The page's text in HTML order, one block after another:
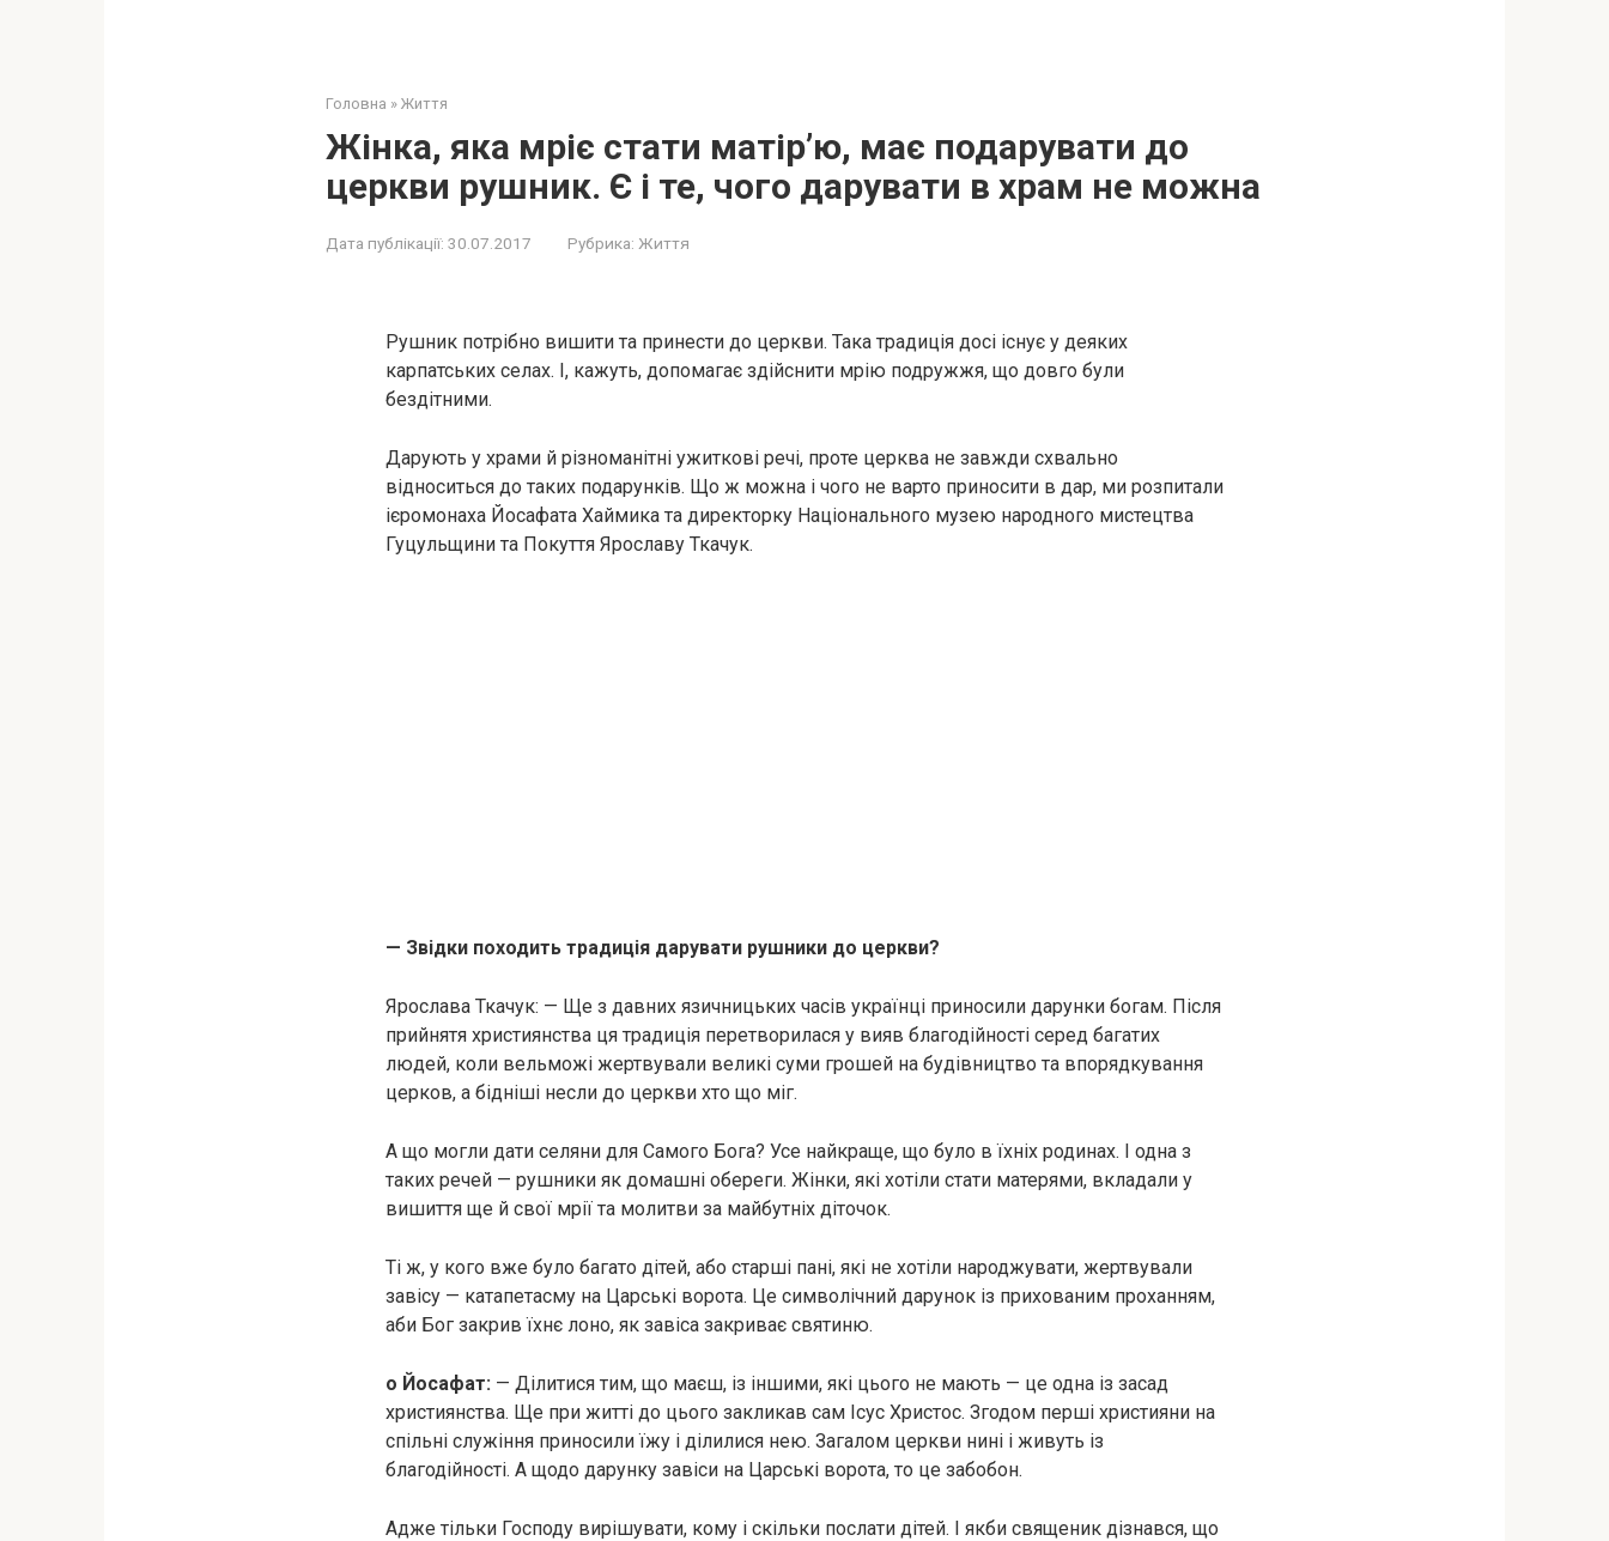
Головна » Життя
Жінка, яка мріє стати матір’ю, має подарувати до
церкви рушник. Є і те, чого дарувати в храм не можна
Дата публікації: 30.07.2017 Рубрика: Життя
Рушник потрібно вишити та принести до церкви. Така традиція досі існує у деяких
карпатських селах. І, кажуть, допомагає здійснити мрію подружжя, що довго були
бездітними.
Дарують у храми й різноманітні ужиткові речі, проте церква не завжди схвально
відноситься до таких подарунків. Що ж можна і чого не варто приносити в дар, ми розпитали
ієромонаха Йосафата Хаймика та директорку Національного музею народного мистецтва
Гуцульщини та Покуття Ярославу Ткачук.
— Звідки походить традиція дарувати рушники до церкви?
Ярослава Ткачук: — Ще з давних язичницьких часів українці приносили дарунки богам. Після
прийнятя християнства ця традиція перетворилася у вияв благодійності серед багатих
людей, коли вельможі жeртвували великі суми грошей на будівництво та впорядкування
церков, а бідніші несли до церкви хто що міг.
А що могли дати селяни для Самого Бога? Усе найкраще, що було в їхніх родинах. І одна з
таких речей — рушники як домашні обереги. Жінки, які хотіли стати матерями, вкладали у
вишиття ще й свої мрії та молитви за майбутніх діточок.
Ті ж, у кого вже було багато дітей, або старші пані, які не хотіли народжувати, жeртвували
завісу — катапетасму на Царські ворота. Це символічний дарунок із прихованим проханням,
аби Бог закрив їхнє лоно, як завіса закриває святиню.
о Йосафат: — Ділитися тим, що маєш, із іншими, які цього не мають — це одна із засад
християнства. Ще при житті до цього закликав сам Ісус Христос. Згодом перші християни на
спільні служіння приносили їжу і ділилися нею. Загалом церкви нині і живуть із
благодійності. А щодо дарунку завіси на Царські ворота, то це забобон.
Адже тільки Господу вирішувати, кому і скільки послати дітей. І якби священик дізнався, що